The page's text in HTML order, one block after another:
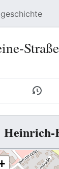
Straße
Heinrich-